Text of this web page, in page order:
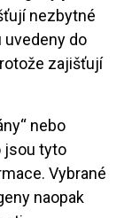
nezbytné
uvedeny do
zajišťují
nebo
jsou tyto
Vybrané
naopak